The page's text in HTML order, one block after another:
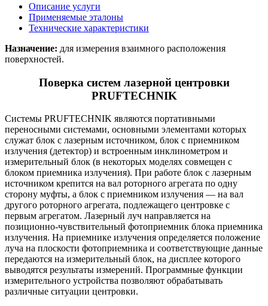
Описание услуги
Применяемые эталоны
Технические характеристики
Назначение: для измерения взаимного расположения
поверхностей.
Поверка систем лазерной центровки
PRUFTECHNIK
Системы PRUFTECHNIK являются портативными
переносными системами, основными элементами которых
служат блок с лазерным источником, блок с приемником
излучения (детектор) и встроенным инклинометром и
измерительный блок (в некоторых моделях совмещен с
блоком приемника излучения). При работе блок с лазерным
источником крепится на вал роторного агрегата по одну
сторону муфты, а блок с приемником излучения — на вал
другого роторного агрегата, подлежащего центровке с
первым агрегатом. Лазерный луч направляется на
позиционно-чувствительный фотоприемник блока приемника
излучения. На приемнике излучения определяется положение
луча на плоскости фотоприемника и соответствующие данные
передаются на измерительный блок, на дисплее которого
выводятся результаты измерений. Программные функции
измерительного устройства позволяют обрабатывать
различные ситуации центровки.